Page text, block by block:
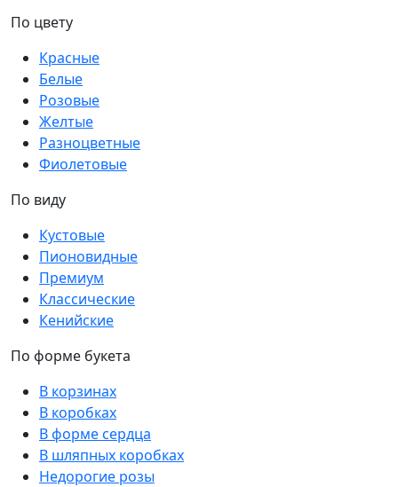
По цвету
Красные
Белые
Розовые
Желтые
Разноцветные
Фиолетовые
По виду
Кустовые
Пионовидные
Премиум
Классические
Кенийские
По форме букета
В корзинах
В коробках
В форме сердца
В шляпных коробках
Недорогие розы